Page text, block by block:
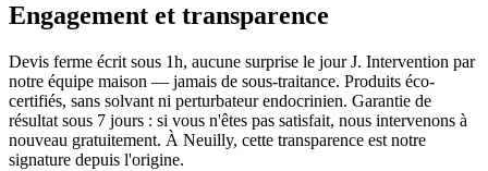
Engagement et transparence
Devis ferme écrit sous 1h, aucune surprise le jour J. Intervention par
notre équipe maison — jamais de sous-traitance. Produits éco-
certifiés, sans solvant ni perturbateur endocrinien. Garantie de
résultat sous 7 jours : si vous n'êtes pas satisfait, nous intervenons à
nouveau gratuitement. À Neuilly, cette transparence est notre
signature depuis l'origine.